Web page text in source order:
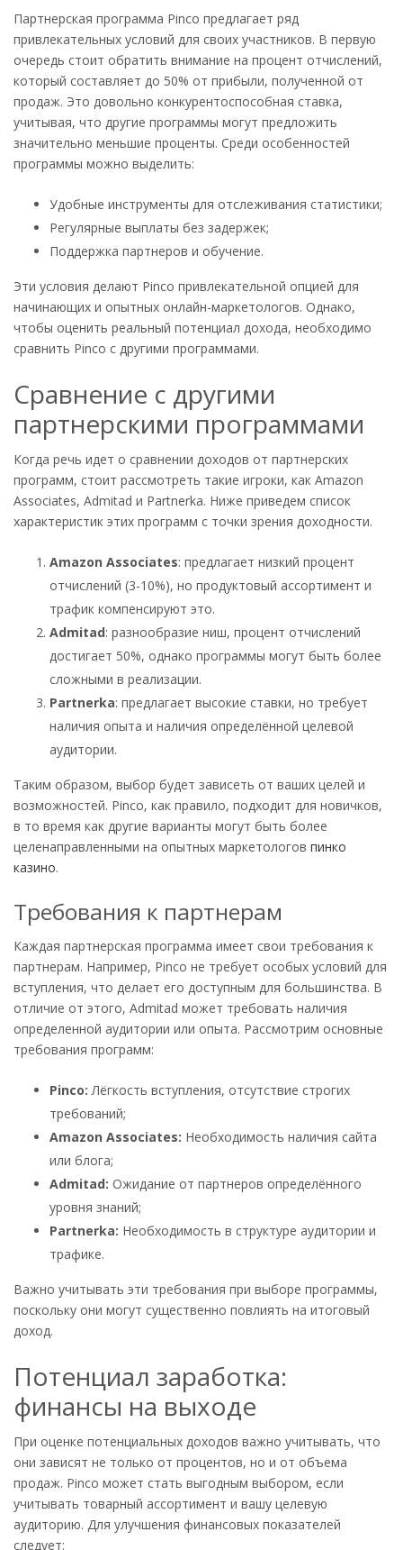
Партнерская программа Pinco предлагает ряд
привлекательных условий для своих участников. В первую
очередь стоит обратить внимание на процент отчислений,
который составляет до 50% от прибыли, полученной от
продаж. Это довольно конкурентоспособная ставка,
учитывая, что другие программы могут предложить
значительно меньшие проценты. Среди особенностей
программы можно выделить:
Удобные инструменты для отслеживания статистики;
Регулярные выплаты без задержек;
Поддержка партнеров и обучение.
Эти условия делают Pinco привлекательной опцией для
начинающих и опытных онлайн-маркетологов. Однако,
чтобы оценить реальный потенциал дохода, необходимо
сравнить Pinco с другими программами.
Сравнение с другими
партнерскими программами
Когда речь идет о сравнении доходов от партнерских
программ, стоит рассмотреть такие игроки, как Amazon
Associates, Admitad и Partnerka. Ниже приведем список
характеристик этих программ с точки зрения доходности.
Amazon Associates: предлагает низкий процент
отчислений (3-10%), но продуктовый ассортимент и
трафик компенсируют это.
Admitad: разнообразие ниш, процент отчислений
достигает 50%, однако программы могут быть более
сложными в реализации.
Partnerka: предлагает высокие ставки, но требует
наличия опыта и наличия определённой целевой
аудитории.
Таким образом, выбор будет зависеть от ваших целей и
возможностей. Pinco, как правило, подходит для новичков,
в то время как другие варианты могут быть более
целенаправленными на опытных маркетологов пинко
казино.
Требования к партнерам
Каждая партнерская программа имеет свои требования к
партнерам. Например, Pinco не требует особых условий для
вступления, что делает его доступным для большинства. В
отличие от этого, Admitad может требовать наличия
определенной аудитории или опыта. Рассмотрим основные
требования программ:
Pinco: Лёгкость вступления, отсутствие строгих
требований;
Amazon Associates: Необходимость наличия сайта
или блога;
Admitad: Ожидание от партнеров определённого
уровня знаний;
Partnerka: Необходимость в структуре аудитории и
трафике.
Важно учитывать эти требования при выборе программы,
поскольку они могут существенно повлиять на итоговый
доход.
Потенциал заработка:
финансы на выходе
При оценке потенциальных доходов важно учитывать, что
они зависят не только от процентов, но и от объема
продаж. Pinco может стать выгодным выбором, если
учитывать товарный ассортимент и вашу целевую
аудиторию. Для улучшения финансовых показателей
следует: